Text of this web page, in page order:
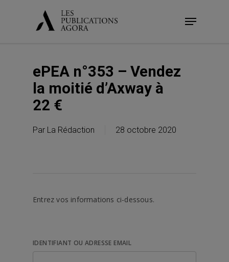
Menu
ePEA n°353 – Vendez
la moitié d’Axway à
22 €
Par La Rédaction 28 octobre 2020
Entrez vos informations ci-dessous.
IDENTIFIANT OU ADRESSE EMAIL